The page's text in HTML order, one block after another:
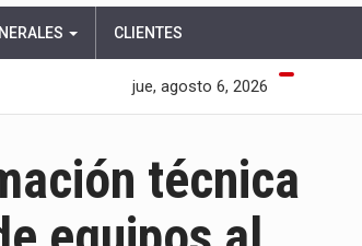
CLIENTES
jue, agosto 6, 2026
técnica